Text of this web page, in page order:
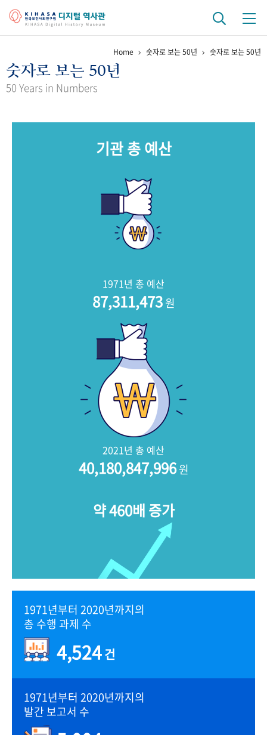
걸어온 길 기관 변천사 역대 기관장
키워드로 보는 연구 역사
문서 기록물 행정박물
Home 숫자로 보는 50년 숫자로 보는 50년
숫자로 보는 50년
50 Years in Numbers
기관 총 예산
1971년 총 예산
87,311,473원
2021년 총 예산
40,180,847,996원
약 460배 증가
1971년부터 2020년까지의
총 수행 과제 수
4,524건
1971년부터 2020년까지의
발간 보고서 수